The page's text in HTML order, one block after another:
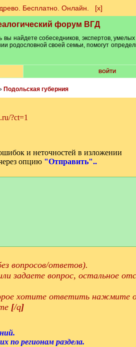
Бесплатно. Онлайн. [х]
форум ВГД
найдете собеседников, экспертов,
родословной своей семьи, помогут
ВОЙТИ
Подольская губерния
?ct=1
и неточностей в изложении
опцию "Отправить"..
вопросов/ответов).
задаете вопрос, остальное
хотите ответить нажмите
[/q]
по регионам раздела.